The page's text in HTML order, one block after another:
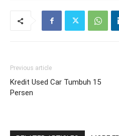
Previous article
Kredit Used Car Tumbuh 15
Persen